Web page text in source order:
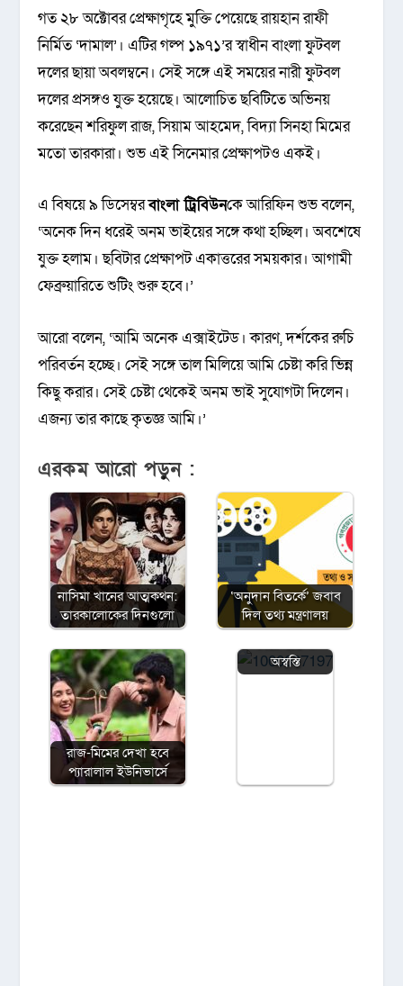
গত ২৮ অক্টোবর প্রেক্ষাগৃহে মুক্তি পেয়েছে রায়হান রাফী
নির্মিত ‘দামাল’। এটির গল্প ১৯৭১’র স্বাধীন বাংলা ফুটবল
দলের ছায়া অবলম্বনে। সেই সঙ্গে এই সময়ের নারী ফুটবল
দলের প্রসঙ্গও যুক্ত হয়েছে। আলোচিত ছবিটিতে অভিনয়
করেছেন শরিফুল রাজ, সিয়াম আহমেদ, বিদ্যা সিনহা মিমের
মতো তারকারা। শুভ এই সিনেমার প্রেক্ষাপটও একই।
এ বিষয়ে ৯ ডিসেম্বরবাংলাট্রিবিউনকে আরিফিন শুভ বলেন,
‘অনেক দিন ধরেই অনম ভাইয়ের সঙ্গে কথা হচ্ছিল। অবশেষে
যুক্ত হলাম। ছবিটার প্রেক্ষাপট একাত্তরের সময়কার। আগামী
ফেব্রুয়ারিতে শুটিং শুরু হবে।’
আরো বলেন, ‘আমি অনেক এক্সাইটেড। কারণ, দর্শকের রুচি
পরিবর্তন হচ্ছে। সেই সঙ্গে তাল মিলিয়ে আমি চেষ্টা করি ভিন্ন
কিছু করার। সেই চেষ্টা থেকেই অনম ভাই সুযোগটা দিলেন।
এজন্য তার কাছে কৃতজ্ঞ আমি।’
এরকম আরো পড়ুন :
নাসিমা খানের আত্মকথন:
তারকালোকের দিনগুলো
‘অনুদান বিতর্কে’ জবাব
দিল তথ্য মন্ত্রণালয়
রাজ-মিমের দেখা হবে
প্যারালাল ইউনিভার্সে
‘জাতীয় চলচ্চিত্র
পুরস্কার ২০২৩’
অস্বস্তি